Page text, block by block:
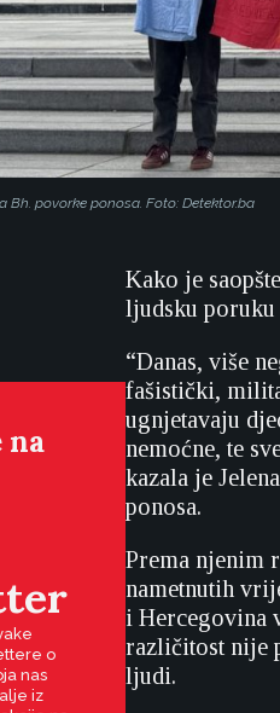
povorke ponosa. Foto: Detektor.ba
na
o
nas
iz
Kako je
ljudsku
“Danas, više
fašistički,
ugnjetavaju
nemoćne, te
kazala je
ponosa.
Prema njenim
nametnutih
i Hercegovina
različitost nije
ljudi.